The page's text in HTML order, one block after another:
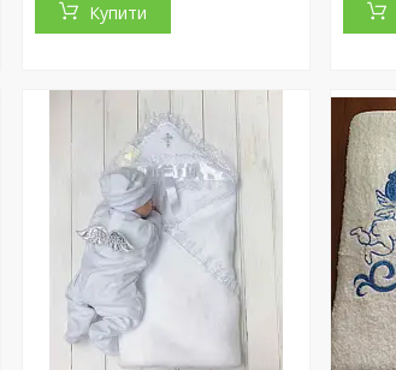
Купити